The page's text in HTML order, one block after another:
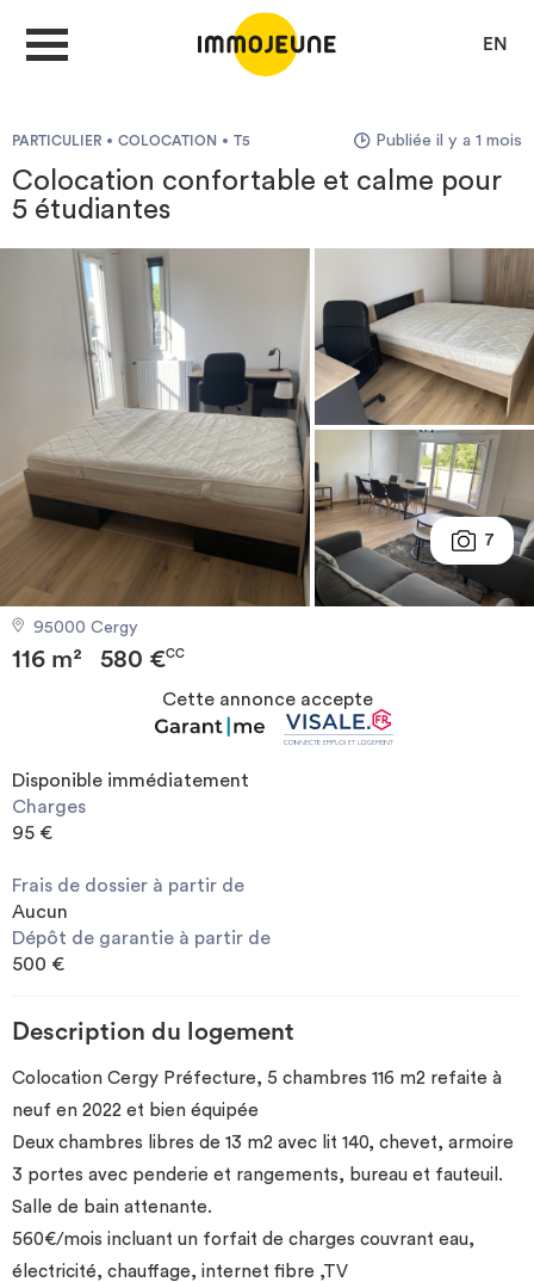
EN
Je cherche un logement
Je propose un bien
Villes
Blog
PARTICULIER COLOCATION T5 Publiée il y a 1 mois
Colocation confortable et calme pour
5 étudiantes
7
95000 Cergy
116 m² 580 €CC
Cette annonce accepte
Disponible immédiatement
Charges
95 €
Frais de dossier à partir de
Aucun
Dépôt de garantie à partir de
500 €
Description du logement
Colocation Cergy Préfecture, 5 chambres 116 m2 refaite à
neuf en 2022 et bien équipée
Deux chambres libres de 13 m2 avec lit 140, chevet, armoire
3 portes avec penderie et rangements, bureau et fauteuil.
Salle de bain attenante.
560€/mois incluant un forfait de charges couvrant eau,
électricité, chauffage, internet fibre ,TV